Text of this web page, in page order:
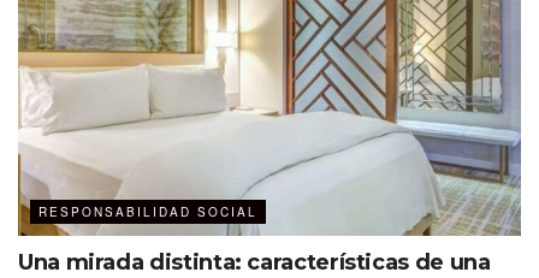
RESPONSABILIDAD SOCIAL
Una mirada distinta: características de una